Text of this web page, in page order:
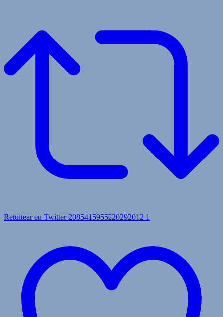
Retuitear en Twitter 2085415955220292012 1